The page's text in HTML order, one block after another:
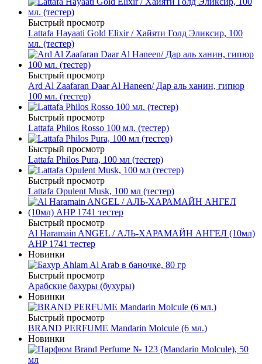
Быстрый просмотр
Lattafa Hayaati Gold Elixir / Хайяти Голд Эликсир, 100
мл. (тестер)
Быстрый просмотр
Ard Al Zaafaran Daar Al Haneen/ Дар аль ханин, гипюр
100 мл. (тестер)
Быстрый просмотр
Lattafa Philos Rosso 100 мл. (тестер)
Быстрый просмотр
Lattafa Philos Pura, 100 мл (тестер)
Быстрый просмотр
Lattafa Opulent Musk, 100 мл (тестер)
Быстрый просмотр
Al Haramain ANGEL / АЛЬ-ХАРАМАЙН АНГЕЛ (10мл)
AHP 1741 тестер
Новинки
Быстрый просмотр
Арабские бахуры (бухуры)
Новинки
Быстрый просмотр
BRAND PERFUME Mandarin Molcule (6 мл.)
Новинки